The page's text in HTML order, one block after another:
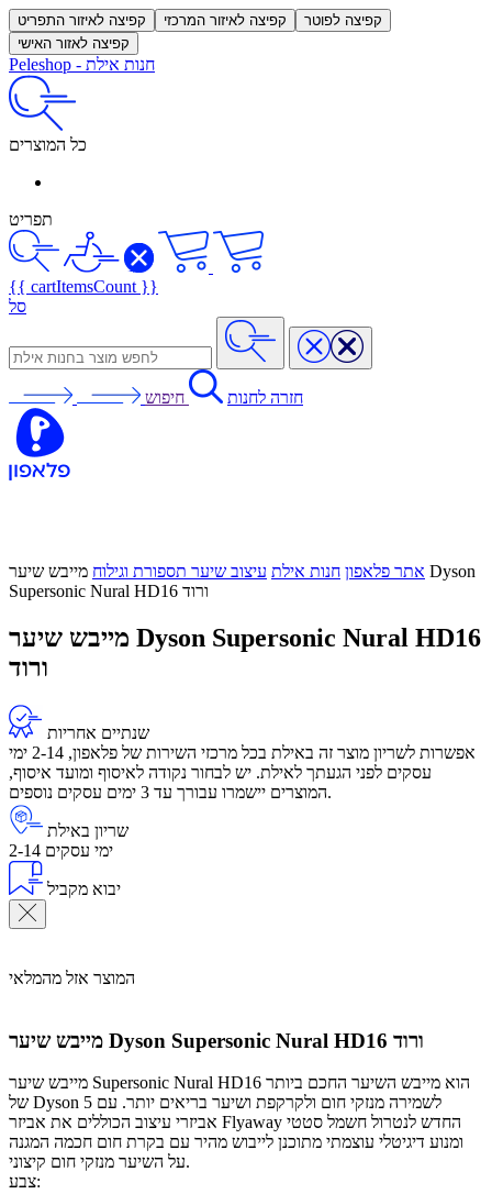
קפיצה לאיזור התפריט קפיצה לאיזור המרכזי
קפיצה לפוטר
קפיצה לאזור האישי
Peleshop - חנות אילת
כל המוצרים
תפריט
{{ cartItemsCount }}
סל
חזרה לחנות חיפוש
אתר פלאפון חנות אילת עיצוב שיער תספורת וגילוח מייבש שיער Dyson
Supersonic Nural HD16 ורוד
מייבש שיער Dyson Supersonic Nural HD16
ורוד
שנתיים אחריות
אפשרות לשריון מוצר זה באילת בכל מרכזי השירות של פלאפון, 2-14 ימי
עסקים לפני הגעתך לאילת. יש לבחור נקודה לאיסוף ומועד איסוף,
המוצרים יישמרו עבורך עד 3 ימים עסקים נוספים.
שריון באילת
2-14 ימי עסקים
יבוא מקביל
המוצר אזל מהמלאי
מייבש שיער Dyson Supersonic Nural HD16 ורוד
מייבש שיער Supersonic Nural HD16 הוא מייבש השיער החכם ביותר
של Dyson לשמירה מנזקי חום ולקרקפת ושיער בריאים יותר. עם 5
אביזרי עיצוב הכוללים את אביזר Flyaway החדש לנטרול חשמל סטטי
ומנוע דיגיטלי עוצמתי מתוכנן לייבוש מהיר עם בקרת חום חכמה המגנה
על השיער מנזקי חום קיצוני.
צבע: